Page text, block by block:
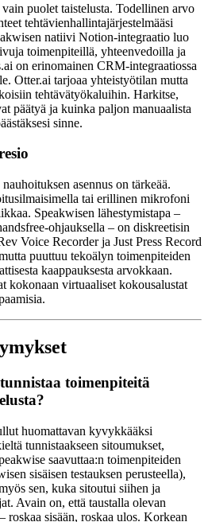
puolet taistelusta. Todellinen arvo
tehtävienhallintajärjestelmääsi
natiivi Notion-integraatio luo
toimenpiteillä, yhteenvedoilla ja
on erinomainen CRM-integraatiossa
Otter.ai tarjoaa yhteistyötilan mutta
tehtävätyökaluihin. Harkitse,
päätyä ja kuinka paljon manuaalista
sinne.
asennus on tärkeää.
tai erillinen mikrofoni
Speakwisen lähestymistapa –
ohjauksella – on diskreetisin
Voice Recorder ja Just Press Record
puuttuu tekoälyn toimenpiteiden
kaappauksesta arvokkaan.
kokonaan virtuaaliset kokousalustat
toimenpiteitä
huomattavan kyvykkääksi
tunnistaakseen sitoumukset,
saavuttaa:n toimenpiteiden
sisäisen testauksen perusteella),
sen, kuka sitoutui siihen ja
Avain on, että taustalla olevan
sisään, roskaa ulos. Korkean